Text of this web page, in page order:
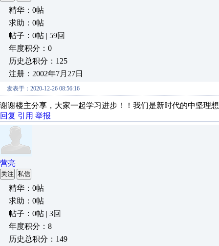
精华：0帖
求助：0帖
帖子：0帖 | 59回
年度积分：0
历史总积分：125
注册：2002年7月27日
发表于：2020-12-26 08:56:16
谢谢楼主分享，大家一起学习进步！！我们是新时代的中坚理
回复 引用 举报
营亮
关注 私信
精华：0帖
求助：0帖
帖子：0帖 | 3回
年度积分：8
历史总积分：149